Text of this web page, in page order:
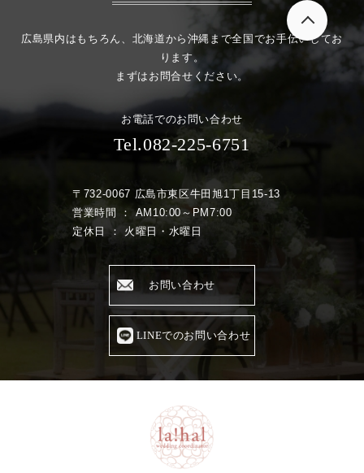
広島県内はもちろん、北海道から沖縄まで全国でお手伝いしてお
ります。
まずはお問合せください。
お電話でのお問い合わせ
Tel.082-225-6751
〒732-0067 広島市東区牛田旭1丁目15-13
営業時間 ： AM10:00～PM7:00
定休日 ： 火曜日・水曜日
お問い合わせ
LINEでのお問い合わせ